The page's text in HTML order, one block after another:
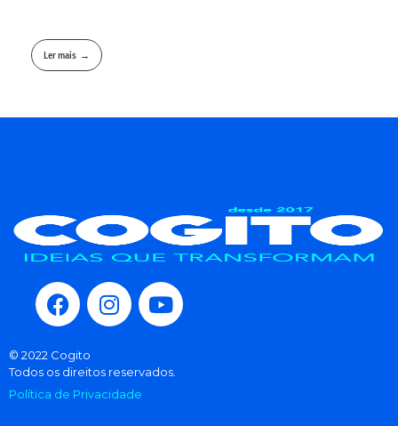
Ler mais
© 2022 Cogito
Todos os direitos reservados.
Política de Privacidade